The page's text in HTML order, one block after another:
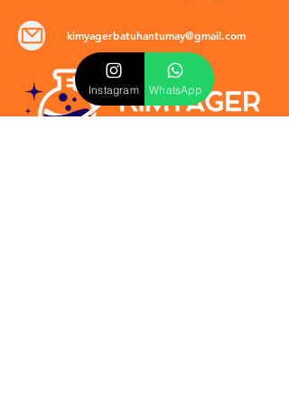
kimyagerbatuhantumay@gmail.com
Instagram WhatsApp